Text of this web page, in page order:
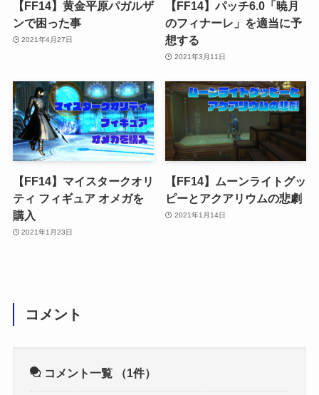
【FF14】黄金平原パガルザ
ンで困った事
2021年4月27日
【FF14】パッチ6.0「暁月
のフィナーレ」を適当に予
想する
2021年3月11日
【FF14】マイスタークオリ
ティ フィギュア オメガを
購入
2021年1月23日
【FF14】ムーンライトグッ
ピーとアクアリウムの悲劇
2021年1月14日
コメント
コメント一覧 （1件）